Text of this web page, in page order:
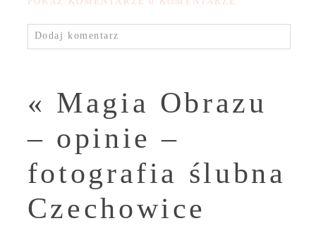
Dodaj komentarz
« Magia Obrazu
– opinie –
fotografia ślubna
Czechowice